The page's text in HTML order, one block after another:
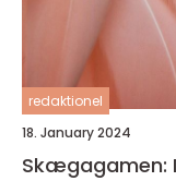
redaktionel
18. January 2024
Skægagamen: